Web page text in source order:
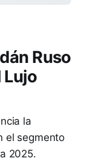
Ruso
Lujo
la
el segmento
2025.